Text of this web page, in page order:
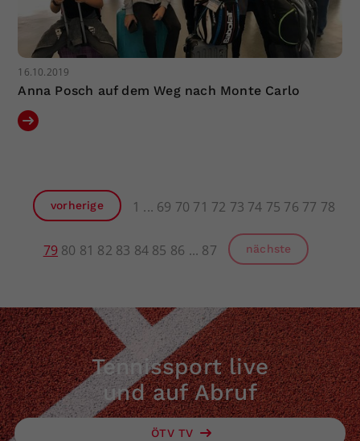
16.10.2019
Anna Posch auf dem Weg nach Monte Carlo
vorherige 1 69 70 71 72 73 74 75 76 77 78
79 80 81 82 83 84 85 86 87 nächste
Tennissport live
und auf Abruf
ÖTV TV